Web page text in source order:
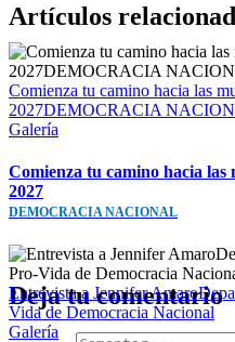
Artículos
Comienza tu camino hacia las
2027DEMOCRACIA
Galería
Comienza tu camino hacia las
2027
DEMOCRACIA NACIONAL
Entrevista a Jennifer
Vida de Democracia Nacional
Galería
Deja tu comentario